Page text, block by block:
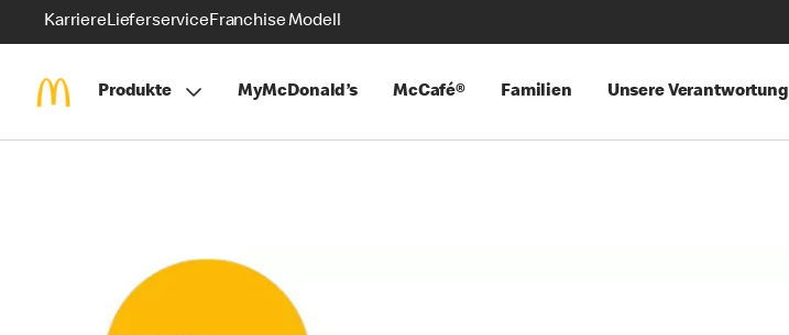
KarriereLieferserviceFranchise Modell
Produkte MyMcDonald’s McCafé® Familien Unsere Verantwortung